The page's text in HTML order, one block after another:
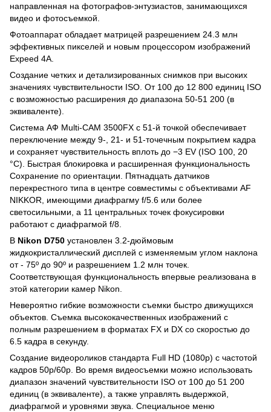
направленная на фотографов-энтузиастов, занимающихся
видео и фотосъемкой.
Фотоаппарат обладает матрицей разрешением 24.3 млн
эффективных пикселей и новым процессором изображений
Expeed 4A.
Создание четких и детализированных снимков при высоких
значениях чувствительности ISO. От 100 до 12 800 единиц ISO
с возможностью расширения до диапазона 50-51 200 (в
эквиваленте).
Система АФ Multi-CAM 3500FX с 51-й точкой обеспечивает
переключение между 9-, 21- и 51-точечным покрытием кадра
и сохраняет чувствительность вплоть до −3 EV (ISO 100, 20
°C). Быстрая блокировка и расширенная функциональность
Сохранение по ориентации. Пятнадцать датчиков
перекрестного типа в центре совместимы с объективами AF
NIKKOR, имеющими диафрагму f/5.6 или более
светосильными, а 11 центральных точек фокусировки
работают с диафрагмой f/8.
В Nikon D750 установлен 3.2-дюймовым
жидкокристаллический дисплей с изменяемым углом наклона
от - 75º до 90º и разрешением 1.2 млн точек.
Соответствующая функциональность впервые реализована в
этой категории камер Nikon.
Невероятно гибкие возможности съемки быстро движущихся
объектов. Съемка высококачественных изображений с
полным разрешением в форматах FX и DX со скоростью до
6.5 кадра в секунду.
Создание видеороликов стандарта Full HD (1080p) с частотой
кадров 50p/60p. Во время видеосъемки можно использовать
диапазон значений чувствительности ISO от 100 до 51 200
единиц (в эквиваленте), а также управлять выдержкой,
диафрагмой и уровнями звука. Специальное меню